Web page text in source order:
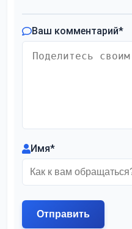
Ваш комментарий*
Имя*